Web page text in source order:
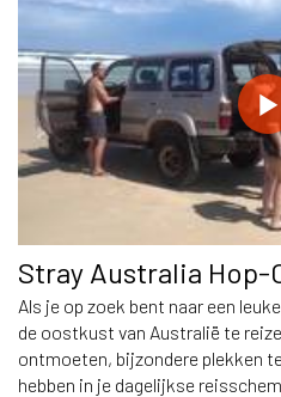
Stray Australia Hop-
Als je op zoek bent naar een
de oostkust van Australië te
ontmoeten, bijzondere plekken
hebben in je dagelijkse